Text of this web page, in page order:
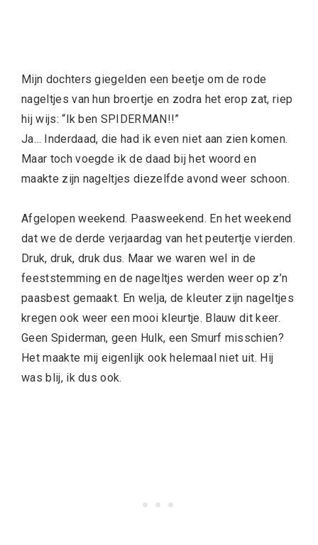
Mijn dochters giegelden een beetje om de rode
nageltjes van hun broertje en zodra het erop zat, riep
hij wijs: “Ik ben SPIDERMAN!!”
Ja… Inderdaad, die had ik even niet aan zien komen.
Maar toch voegde ik de daad bij het woord en
maakte zijn nageltjes diezelfde avond weer schoon.
Afgelopen weekend. Paasweekend. En het weekend
dat we de derde verjaardag van het peutertje vierden.
Druk, druk, druk dus. Maar we waren wel in de
feeststemming en de nageltjes werden weer op z’n
paasbest gemaakt. En welja, de kleuter zijn nageltjes
kregen ook weer een mooi kleurtje. Blauw dit keer.
Geen Spiderman, geen Hulk, een Smurf misschien?
Het maakte mij eigenlijk ook helemaal niet uit. Hij
was blij, ik dus ook.